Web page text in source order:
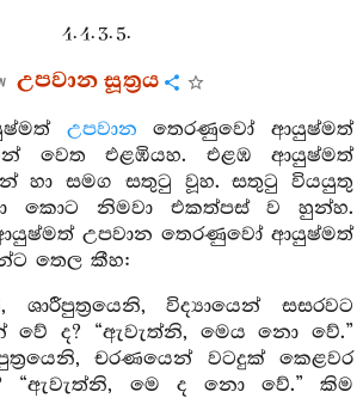
4. 4. 3. 5.
උපවාන සූත්‍රය
උපවාන තෙරණුවෝ ආයුෂ්මත්
වෙත එළඹියහ. එළඹ ආයුෂ්මත්
හා සමග සතුටු වූහ. සතුටු වියයුතු
කොට නිමවා එකත්පස් ව හුන්හ.
උපවාන තෙරණුවෝ ආයුෂ්මත්
තෙල කීහ:
විද්‍යායෙන් සසරවට
වේ ද? “ඇවැත්නි, මෙය නො වේ.”
චරණයෙන් වටදුක් කෙළවර
“ඇවැත්නි, මෙ ද නො වේ.” කිම